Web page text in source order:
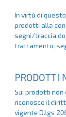
In virtù di
prodotti alla
segni/traccia
trattamento,
PRODOTTI
Sui prodotti non
riconosce il
vigente D.lgs